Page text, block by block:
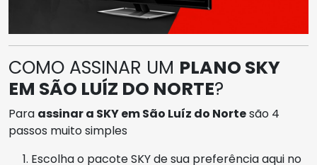
COMO ASSINAR UM PLANO SKY
EM SÃO LUÍZ DO NORTE?
Para assinar a SKY em São Luíz do Nortesão 4
passos muito simples
Escolha o pacote SKY de sua preferência aqui no